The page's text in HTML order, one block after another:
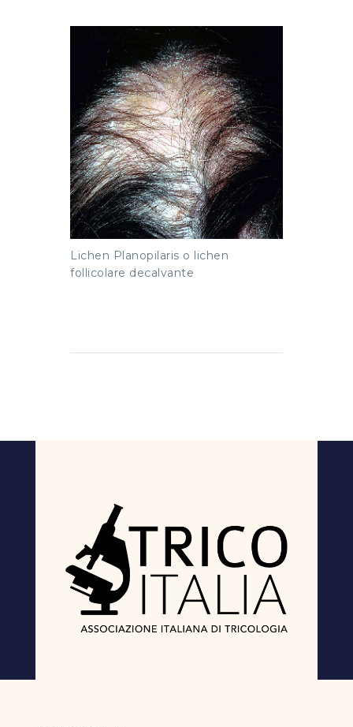
Lichen Planopilaris o lichen
follicolare decalvante